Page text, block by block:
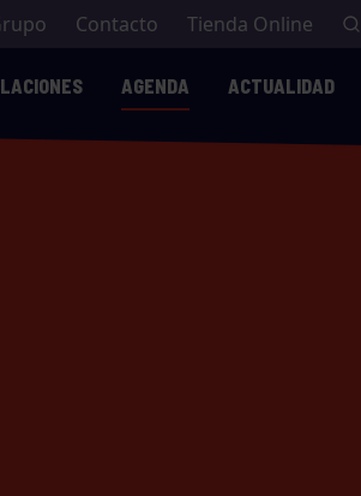
Contacto Tienda Online
AGENDA ACTUALIDAD